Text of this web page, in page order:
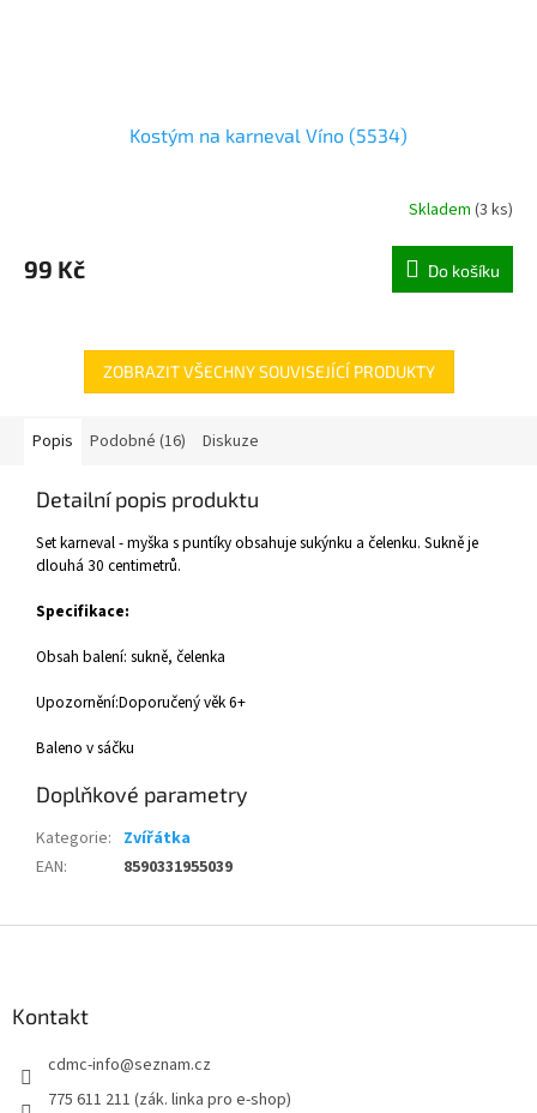
Kostým na karneval Víno (5534)
Skladem (3 ks)
99 Kč Do košíku
ZOBRAZIT VŠECHNY SOUVISEJÍCÍ PRODUKTY
Popis Podobné (16) Diskuze
Detailní popis produktu
Set karneval - myška s puntíky obsahuje sukýnku a čelenku. Sukně je
dlouhá 30 centimetrů.
Specifikace:
Obsah balení: sukně, čelenka
Upozornění:Doporučený věk 6+
Baleno v sáčku
Doplňkové parametry
Kategorie: Zvířátka
EAN: 8590331955039
Kontakt
cdmc-info@seznam.cz
775 611 211 (zák. linka pro e-shop)